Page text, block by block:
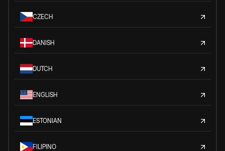
CZECH
DANISH
DUTCH
ENGLISH
ESTONIAN
FILIPINO